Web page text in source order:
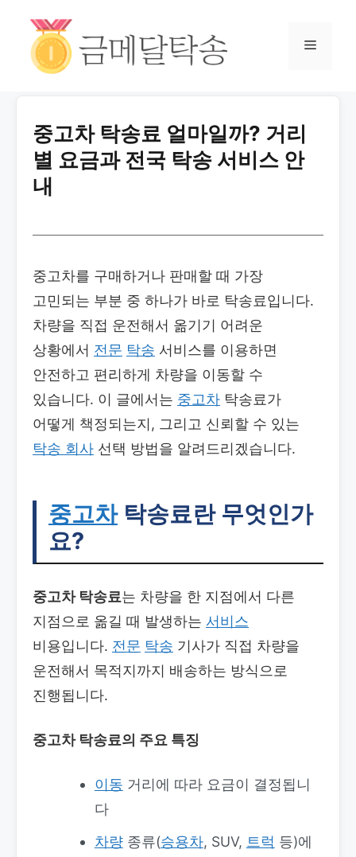
중고차 탁송료 얼마일까? 거리
별 요금과 전국 탁송 서비스 안
내
중고차를 구매하거나 판매할 때 가장
고민되는 부분 중 하나가 바로 탁송료입니다.
차량을 직접 운전해서 옮기기 어려운
상황에서 전문 탁송 서비스를 이용하면
안전하고 편리하게 차량을 이동할 수
있습니다. 이 글에서는 중고차 탁송료가
어떻게 책정되는지, 그리고 신뢰할 수 있는
탁송 회사 선택 방법을 알려드리겠습니다.
중고차탁송료란 무엇인가
요?
중고차 탁송료는 차량을 한 지점에서 다른
지점으로 옮길 때 발생하는 서비스
비용입니다. 전문 탁송 기사가 직접 차량을
운전해서 목적지까지 배송하는 방식으로
진행됩니다.
중고차 탁송료의 주요 특징
이동 거리에 따라 요금이 결정됩니
다
차량종류(승용차, SUV, 트럭 등)에